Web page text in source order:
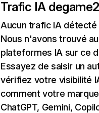
Trafic IA de
Aucun trafic IA
Nous n'avons trouvé
plateformes IA sur ce
Essayez de saisir un
vérifiez votre visibilité
comment votre
ChatGPT, Gemini,